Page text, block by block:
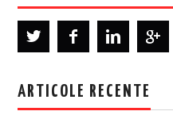
ARTICOLE RECENTE